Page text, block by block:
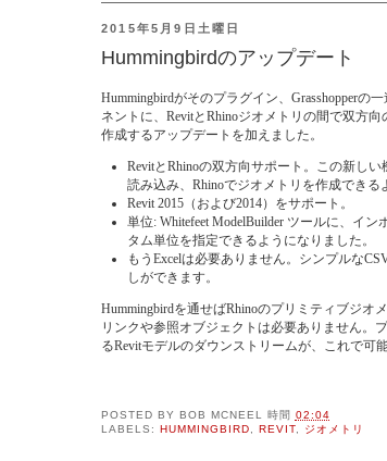
2015年5月9日土曜日
Hummingbirdのアップデート
Hummingbirdがそのプラグイン、Grasshopperの
ネントに、RevitとRhinoジオメトリの間で双方
作成するアップデートを加えました。
RevitとRhinoの双方向サポート。この新しい
読み込み、Rhinoでジオメトリを作成できる
Revit 2015（および2014）をサポート。
単位: Whitefeet ModelBuilder ツールに、イ
タム単位を指定できるようになりました。
もうExcelは必要ありません。シンプルな
しができます。
Hummingbirdを通せばRhinoのプリミティブジオ
リンクや参照オブジェクトは必要ありません。
るRevitモデルのダウンストリームが、これで可
POSTED BY BOB MCNEEL 時間 02:04
LABELS: HUMMINGBIRD REVIT, ジオメトリ